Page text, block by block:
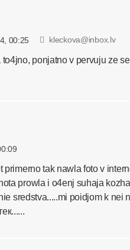
00:25 kleckova@inbox.lv
ponjatno v pervuju ze
primerno tak nawla foto v
prowla i o4enj suhaja
sredstva.....mi poidjom k nei